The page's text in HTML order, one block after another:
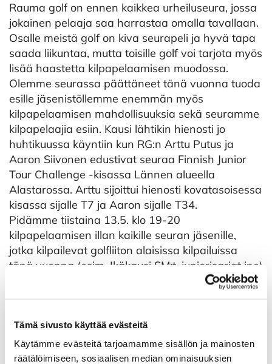
Tämä sivusto käyttää evästeitä
Käytämme evästeitä tarjoamamme sisällön ja mainosten
räätälöimiseen, sosiaalisen median ominaisuuksien
Rauma golf on ennen kaikkea urheiluseura, jossa
jokainen pelaaja saa harrastaa omalla tavallaan.
Osalle meistä golf on kiva seurapeli ja hyvä tapa
saada liikuntaa, mutta toisille golf voi tarjota myös
lisää haastetta kilpapelaamisen muodossa.
Olemme seurassa päättäneet tänä vuonna tuoda
esille jäsenistöllemme enemmän myös
kilpapelaamisen mahdollisuuksia sekä seuramme
kilpapelaajia esiin. Kausi lähtikin hienosti jo
huhtikuussa käyntiin kun RG:n Arttu Putus ja
Aaron Siivonen edustivat seuraa Finnish Junior
Tour Challenge -kisassa Lännen alueella
Alastarossa. Arttu sijoittui hienosti kovatasoisessa
kisassa sijalle T7 ja Aaron sijalle T34.
Pidämme tiistaina 13.5. klo 19-20
kilpapelaamisen illan kaikille seuran jäsenille,
jotka kilpailevat golfliiton alaisissa kilpailuissa
tänä vuonna (esim. Ikäkausi SM:t, juniorisarjat jne)
tai haluaisivat lähteä mukaan kehittymään
pelaajien toiveita, pohtia seuran tarjoamia
mahdollisuuksia kilpapelaajien osalta ja lisäksi
kerromme millaisia vaihtoehtoja on lähteä